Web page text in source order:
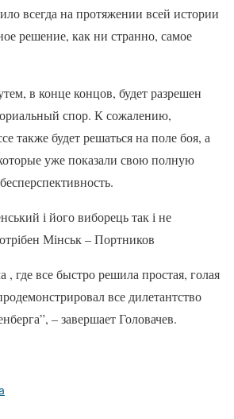
всегда на протяжении всей истории
решение, как ни странно, самое
в конце концов, будет разрешен
спор. К сожалению,
также будет решаться на поле боя, а
уже показали свою полную
і його виборець так і не
Мінськ – Портников
где все быстро решила простая, голая
все дилетантство
– завершает Головачев.